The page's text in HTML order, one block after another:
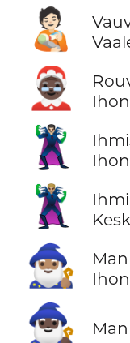
🧑🏻‍🍼
🤶🏿
🦹🏻‍♂️
🦹🏼‍♂️
🧙🏽‍♂️
🧙🏿‍♂️